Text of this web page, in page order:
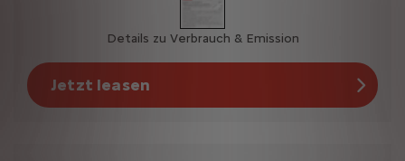
Details zu Verbrauch & Emission
Jetzt leasen